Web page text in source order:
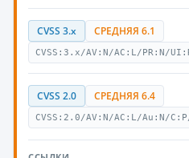
CVSS 3.x СРЕДНЯЯ 6.1
CVSS:3.x/AV:N/AC:L/PR:N/
CVSS 2.0 СРЕДНЯЯ 6.4
CVSS:2.0/AV:N/AC:L/Au:N/